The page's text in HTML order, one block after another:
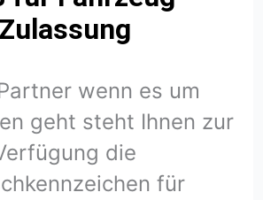
Zulassung
wenn es um
geht steht Ihnen zur
die
für